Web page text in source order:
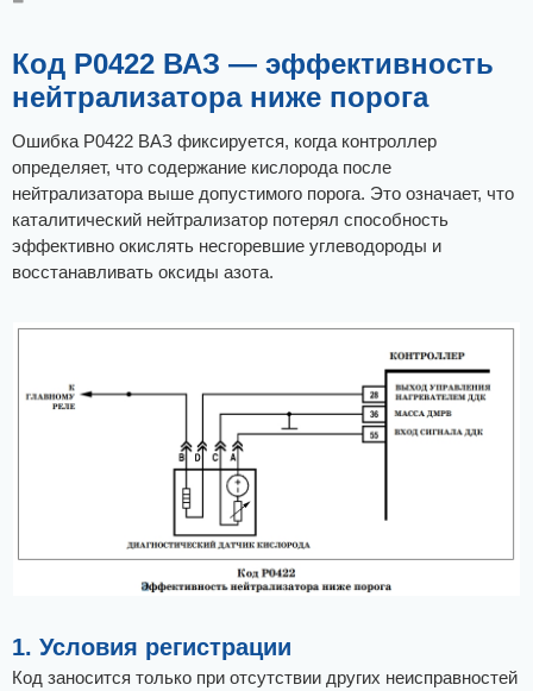
щ
е
и
е
Код Р0422 ВАЗ — эффективность
нейтрализатора ниже порога
Ошибка Р0422 ВАЗ фиксируется, когда контроллер
определяет, что содержание кислорода после
нейтрализатора выше допустимого порога. Это означает, что
каталитический нейтрализатор потерял способность
эффективно окислять несгоревшие углеводороды и
восстанавливать оксиды азота.
1. Условия регистрации
Код заносится только при отсутствии других неисправностей